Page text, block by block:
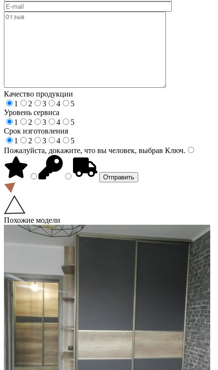
Качество продукции
1
2 3 4
5
Уровень сервиса
1
2 3 4
5
Срок изготовления
1
2 3 4
5
Пожалуйста, докажите, что вы человек, выбрав Ключ.
Похожие модели